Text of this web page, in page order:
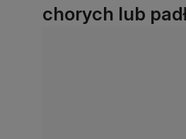
chorych lub